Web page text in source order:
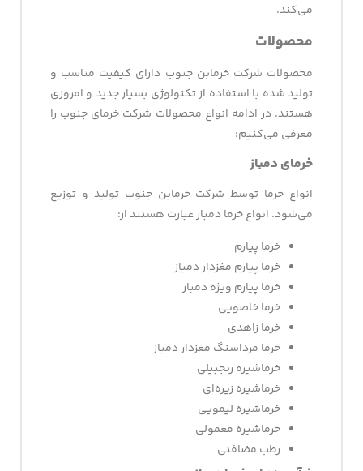
می‌کند.
محصولات
محصولات شرکت خرمابن جنوب دارای کیفیت مناسب و
تولید شده با استفاده از تکنولوژی بسیار جدید و امروزی
هستند. در ادامه انواع محصولات شرکت خرمای جنوب را
معرفی می‌کنیم:
خرمای دمباز
انواع خرما توسط شرکت خرمابن جنوب تولید و توزیع
می‌شود. انواع خرما دمباز عبارت هستند از:
خرما پیارم
خرما پیارم مغزدار دمباز
خرما پیارم ویژه دمباز
خرما خاصویی
خرما زاهدی
خرما مرداسنگ مغزدار دمباز
خرماشیره رنجبیلی
خرماشیره زیره‌ای
خرماشیره لیمویی
خرماشیره معمولی
رطب مضافتی